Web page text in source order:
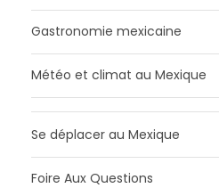
Gastronomie mexicaine
Météo et climat au Mexique
Se déplacer au Mexique
Foire Aux Questions